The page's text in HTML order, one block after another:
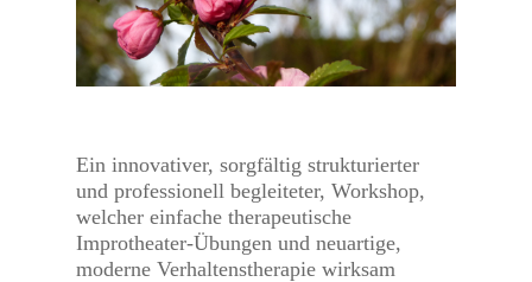
Ein innovativer, sorgfältig strukturierter
und professionell begleiteter, Workshop,
welcher einfache therapeutische
Improtheater-Übungen und neuartige,
moderne Verhaltenstherapie wirksam